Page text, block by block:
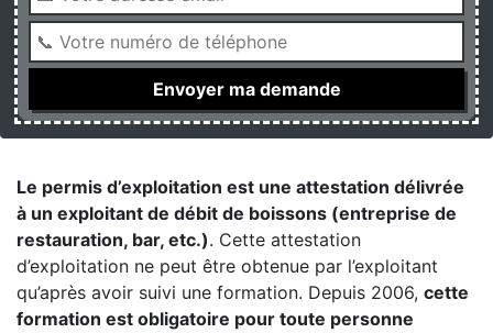
Le permis d’exploitation est une attestation délivrée
à un exploitant de débit de boissons (entreprise de
restauration, bar, etc.). Cette attestation
d’exploitation ne peut être obtenue par l’exploitant
qu’après avoir suivi une formation. Depuis 2006, cette
formation est obligatoire pour toute personne